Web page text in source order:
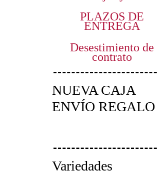
PLAZOS DE
ENTREGA
Desestimiento de
contrato
NUEVA CAJA
ENVÍO REGALO
Variedades